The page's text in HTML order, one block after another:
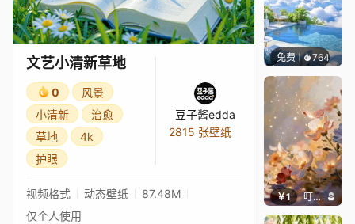
文艺小清新草地
0
风景
小清新
治愈
草地
4k
护眼
豆子酱edda
2815 张壁纸
视频格式 动态壁纸
87.48M
仅个人使用
免费 764豆子
￥1 叮叮当当